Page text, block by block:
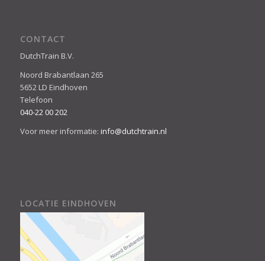
CONTACT
DutchTrain B.V.
Noord Brabantlaan 265
5652 LD Eindhoven
Telefoon
040-22 00 202
Voor meer informatie: info@dutchtrain.nl
LOCATIE EINDHOVEN